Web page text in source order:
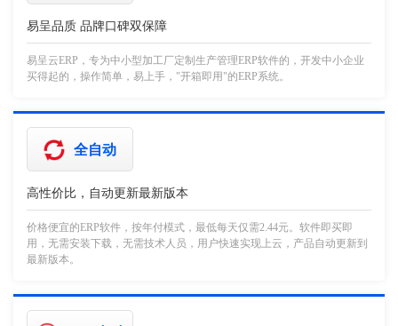
易呈品质 品牌口碑双保障
易呈云ERP，专为中小型加工厂定制生产管理ERP软件的，开发中小企业
买得起的，操作简单，易上手，"开箱即用"的ERP系统。
全自动
高性价比，自动更新最新版本
价格便宜的ERP软件，按年付模式，最低每天仅需2.44元。软件即买即
用，无需安装下载，无需技术人员，用户快速实现上云，产品自动更新到
最新版本。